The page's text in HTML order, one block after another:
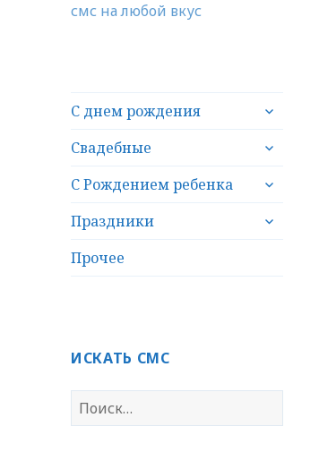
смс на любой вкус
С днем рождения
раскрыть
меню
Свадебные
раскрыть
меню
С Рождением ребенка
раскрыть
меню
Праздники
раскрыть
Прочее
ИСКАТЬ СМС
Н
а